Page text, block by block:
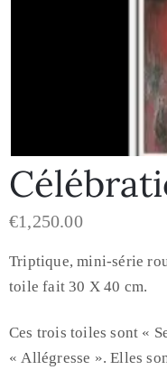
€1,250.00
Triptique, mini-série
toile fait 30 X 40 cm.
Ces trois toiles sont «
« Allégresse ». Elles